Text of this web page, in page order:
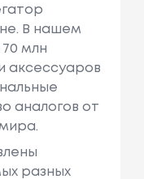
В нашем
млн
аксессуаров
аналогов от
разных